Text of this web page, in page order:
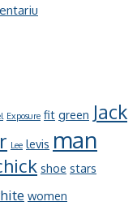
Exposure fit green Jack
Lee levis man
shoe stars
women